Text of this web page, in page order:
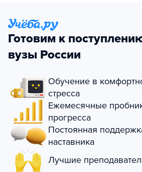
Готовим к
вузы России
Обучение в
стресса
Ежемесячные
прогресса
Постоянная
наставника
Лучшие